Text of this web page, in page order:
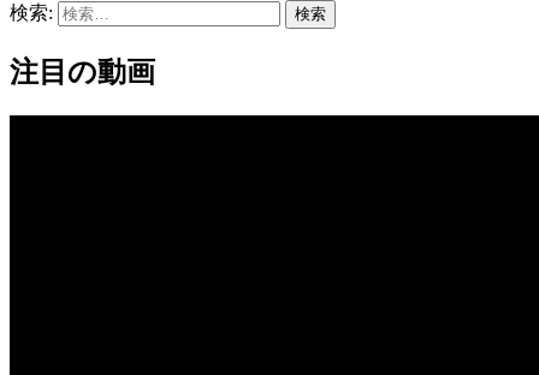
検索:
注目の動画